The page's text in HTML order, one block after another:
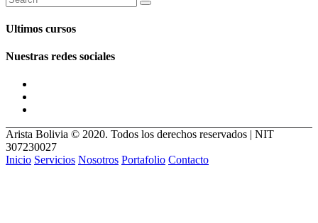
Ultimos cursos
Nuestras redes sociales
Arista Bolivia © 2020. Todos los derechos reservados | NIT
307230027
Inicio Servicios Nosotros Portafolio Contacto